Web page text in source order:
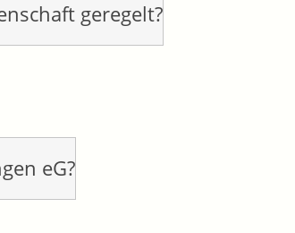
geregelt?
eG?